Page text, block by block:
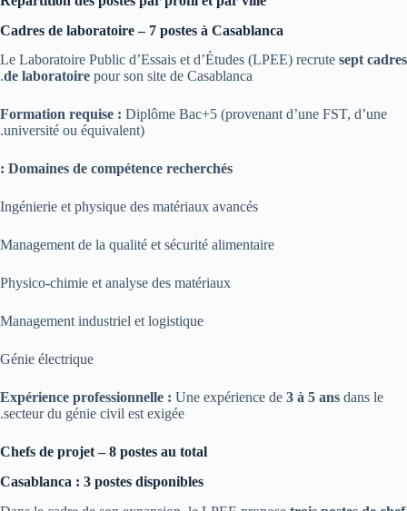
Cadres de laboratoire – 7 postes à Casablanca
Le Laboratoire Public d’Essais et d’Études (LPEE) recrute sept cadres
de laboratoire pour son site de Casablanca.
Formation requise : Diplôme Bac+5 (provenant d’une FST, d’une
université ou équivalent).
Domaines de compétence recherchés :
Ingénierie et physique des matériaux avancés
Management de la qualité et sécurité alimentaire
Physico-chimie et analyse des matériaux
Management industriel et logistique
Génie électrique
Expérience professionnelle : Une expérience de 3 à 5 ans dans le
secteur du génie civil est exigée.
Chefs de projet – 8 postes au total
Casablanca : 3 postes disponibles